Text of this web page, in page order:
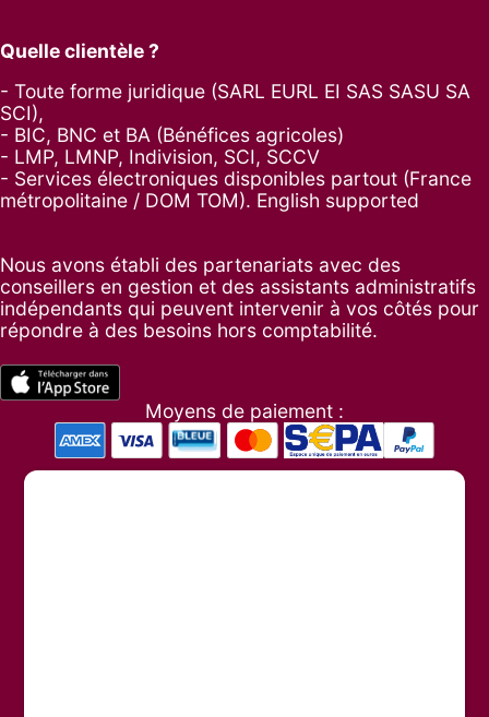
Quelle clientèle ?
- Toute forme juridique (SARL EURL EI SAS SASU SA
SCI),
- BIC, BNC et BA (Bénéfices agricoles)
- LMP, LMNP, Indivision, SCI, SCCV
- Services électroniques disponibles partout (France
métropolitaine / DOM TOM). English supported
Nous avons établi des partenariats avec des
conseillers en gestion et des assistants administratifs
indépendants qui peuvent intervenir à vos côtés pour
répondre à des besoins hors comptabilité.
Moyens de paiement :